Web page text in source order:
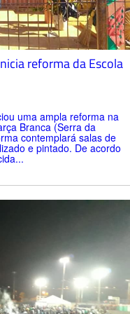
reforma da Escola
uma ampla reforma na
Branca (Serra da
contemplará salas de
e pintado. De acordo